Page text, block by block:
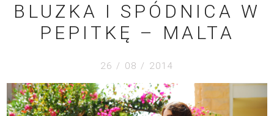
BLUZKA I SPÓDNICA W
PEPITKĘ – MALTA
26 / 08 / 2014